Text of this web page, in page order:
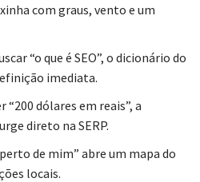
com graus, vento e um
“o que é SEO”, o dicionário do
imediata.
“200 dólares em reais”, a
direto na SERP.
de mim” abre um mapa do
locais.